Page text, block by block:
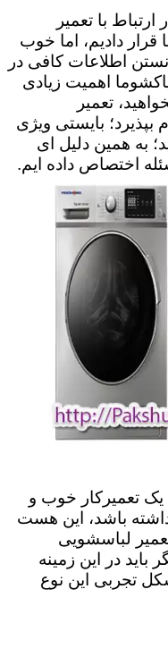
با تعمیر
دادیم، اما خوب
اطلاعات کافی در
اهمیت زیادی
تعمیر
بپذیرد؛ بایستی ویژی
به همین دلیل ای
اختصاص داده ایم.
یک تعمیرکار خوب و
باشد، این هست
لباسشویی
باید در این زمینه
تجربی این نوع